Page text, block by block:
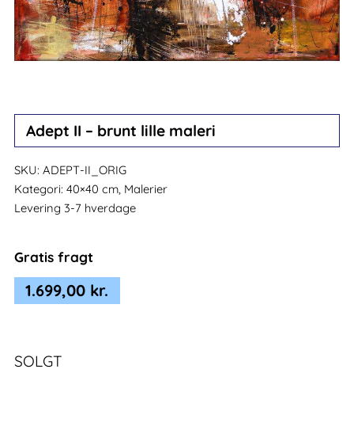
Adept II – brunt lille maleri
SKU: ADEPT-II_ORIG
Kategori: 40×40 cm, Malerier
Levering 3-7 hverdage
Gratis fragt
1.699,00 kr.
SOLGT